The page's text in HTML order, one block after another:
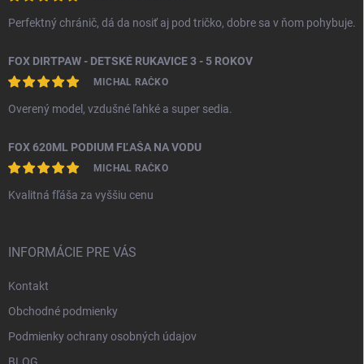
Perfektný chránič, dá da nosiť aj pod tričko, dobre sa v ňom pohybuje.
FOX DIRTPAW - DETSKÉ RUKAVICE 3 - 5 ROKOV
MICHAL RAČKO
Overený model, vzdušné ľahké a super sedia.
FOX 620ML PODIUM FĽAŠA NA VODU
MICHAL RAČKO
Kvalitná fľáša za vyššiu cenu
INFORMÁCIE PRE VÁS
Kontakt
Obchodné podmienky
Podmienky ochrany osobných údajov